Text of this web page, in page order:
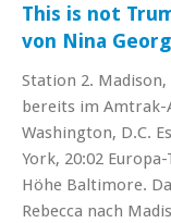
This is not
von Nina
Station 2.
bereits im Amtrak-
Washington, D.C.
York, ‪20:02
Höhe Baltimore.
Rebecca nach